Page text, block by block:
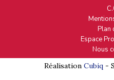
Plan
Espace
Nous
Réalisation Cubiq-